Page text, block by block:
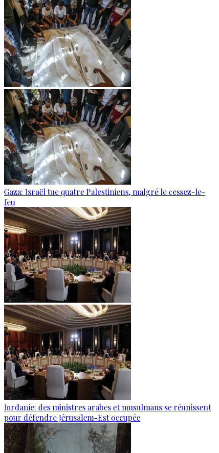
Gaza: Israël tue quatre Palestiniens, malgré le cessez-le-
feu
Jordanie: des ministres arabes et musulmans se réunissent
pour défendre Jérusalem-Est occupée